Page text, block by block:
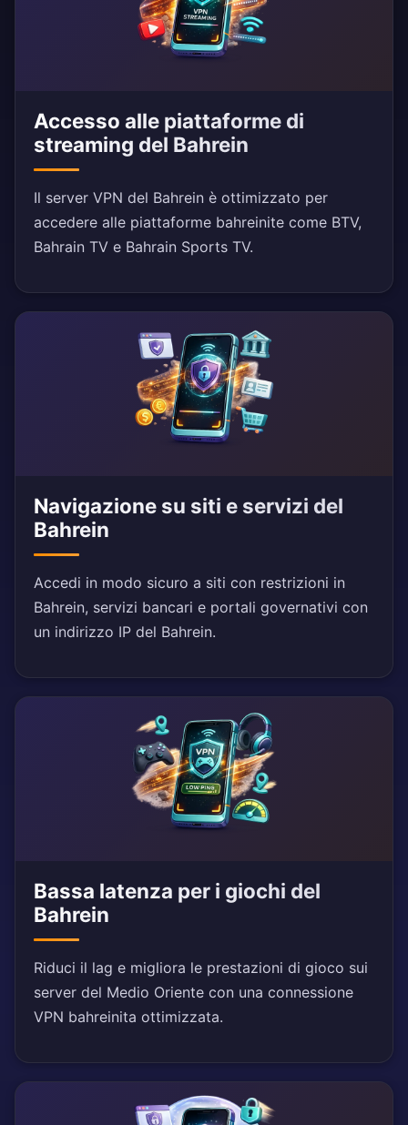
Accesso alle piattaforme di
streaming del Bahrein
Il server VPN del Bahrein è ottimizzato per
accedere alle piattaforme bahreinite come BTV,
Bahrain TV e Bahrain Sports TV.
Navigazione su siti e servizi del
Bahrein
Accedi in modo sicuro a siti con restrizioni in
Bahrein, servizi bancari e portali governativi con
un indirizzo IP del Bahrein.
Bassa latenza per i giochi del
Bahrein
Riduci il lag e migliora le prestazioni di gioco sui
server del Medio Oriente con una connessione
VPN bahreinita ottimizzata.